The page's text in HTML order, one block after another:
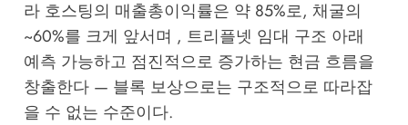
라 호스팅의 매출총이익률은 약 85%로, 채굴의
~60%를 크게 앞서며 , 트리플넷 임대 구조 아래
예측 가능하고 점진적으로 증가하는 현금 흐름을
창출한다 — 블록 보상으로는 구조적으로 따라잡
을 수 없는 수준이다.